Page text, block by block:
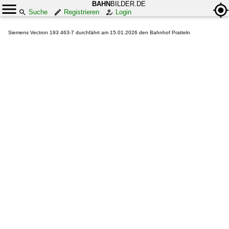
BAHN BILDER.DE
Suche
Registrieren Login
Siemens Vectron 193 463-7 durchfährt am 15.01.2026 den Bahnhof Pratteln